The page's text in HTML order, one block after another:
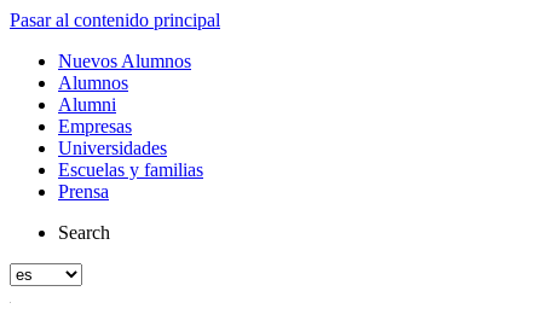
Pasar al contenido principal
Nuevos Alumnos
Alumnos
Alumni
Empresas
Universidades
Escuelas y familias
Prensa
Search